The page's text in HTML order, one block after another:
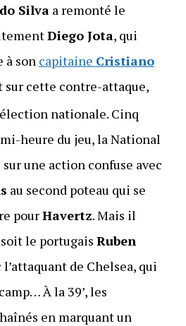
Silvaa remonté le
Diego Jota, qui
à son capitaine Cristiano
cette contre-attaque,
nationale. Cinq
heure du jeu, la National
une action confuse avec
au second poteau qui se
pourHavertz. Mais il
le portugais Ruben
de Chelsea, qui
À la 39’, les
en marquant un